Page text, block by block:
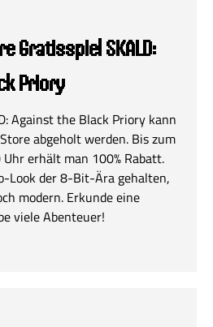
Gratisspiel SKALD:
Priory
Against the Black Priory kann
abgeholt werden. Bis zum
erhält man 100% Rabatt.
Look der 8-Bit-Ära gehalten,
modern. Erkunde eine
viele Abenteuer!